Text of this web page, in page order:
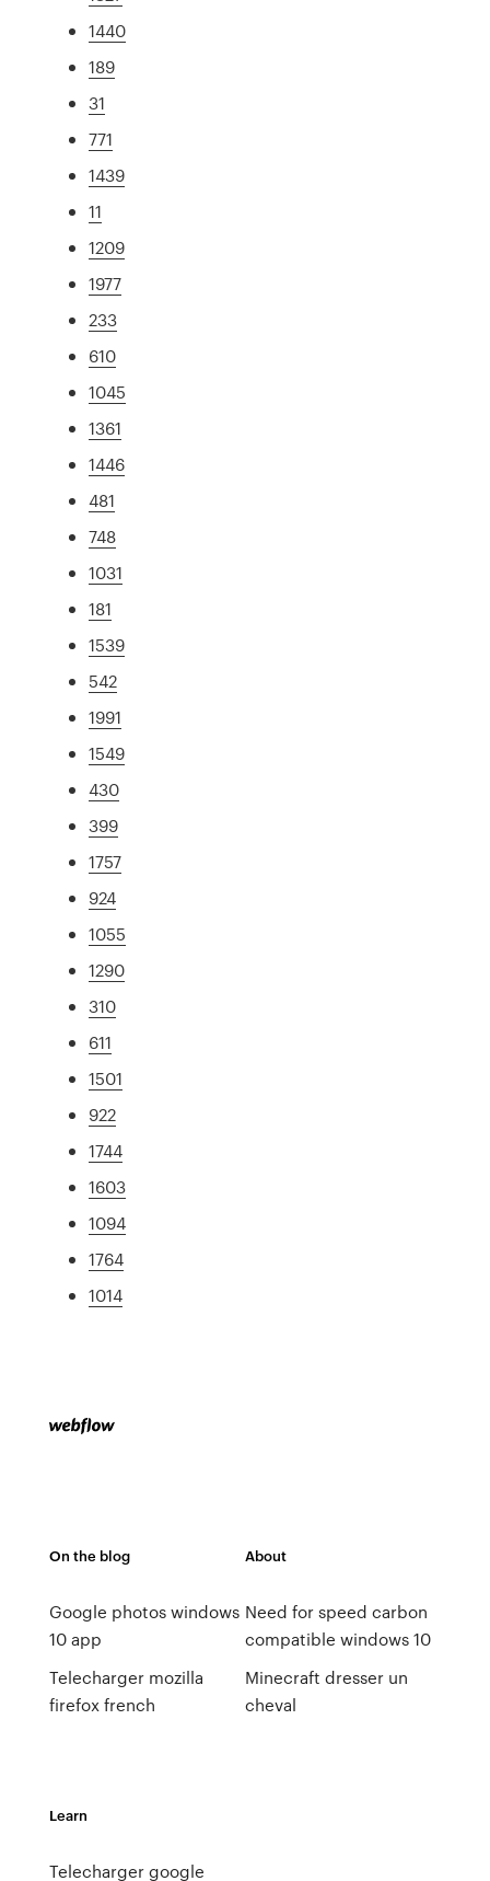
1440
189
31
771
1439
11
1209
1977
233
610
1045
1361
1446
481
748
1031
181
1539
542
1991
1549
430
399
1757
924
1055
1290
310
611
1501
922
1744
1603
1094
1764
1014
On the blog
Google photos windows
10 app
Telecharger mozilla
firefox french
About
Need for speed carbon
compatible windows 10
Minecraft dresser un
cheval
Learn
Telecharger google